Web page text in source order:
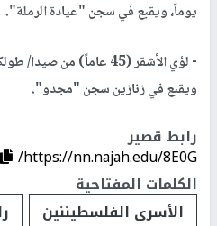
يوماً، ويقبع في سجن "عيادة الرملة".
ويقبع في زنازين سجن "مجدو".
رابط قصير
https://nn.najah.edu/8E0G/
الكلمات المفتاحية
الأسرى الفلسطيننين